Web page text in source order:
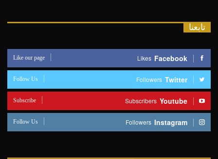
تابعنا
Facebook
Likes
Like our page
Twitter
Followers
Follow Us
Youtube
Subscribers
Subscribe
Instagram
Followers
Follow Us